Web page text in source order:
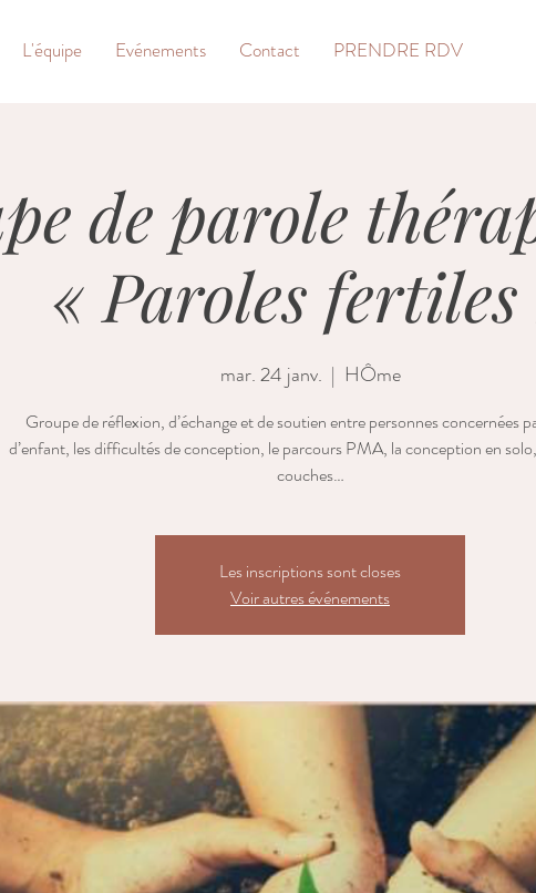
L'équipe Evénements Contact PRENDRE RDV
de parole
« Paroles fertiles
mar. 24 janv.
  |
HÔme
Groupe de réflexion, d’échange et de soutien entre personnes concernées
d’enfant, les difficultés de conception, le parcours PMA, la conception en
couches…
Les inscriptions sont closes
Voir autres événements